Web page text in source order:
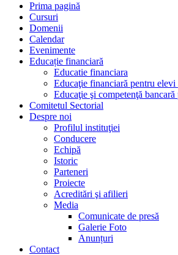
Prima pagină
Cursuri
Domenii
Calendar
Evenimente
Educație financiară
Educatie financiara
Educaţie financiară pentru elevi
Educaţie şi competenţă
Comitetul Sectorial
Despre noi
Profilul instituţiei
Conducere
Echipă
Istoric
Parteneri
Proiecte
Acreditări şi afilieri
Media
Comunicate de presă
Galerie Foto
Anunțuri
Contact